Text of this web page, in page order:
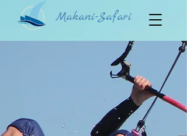
Makani-Safari